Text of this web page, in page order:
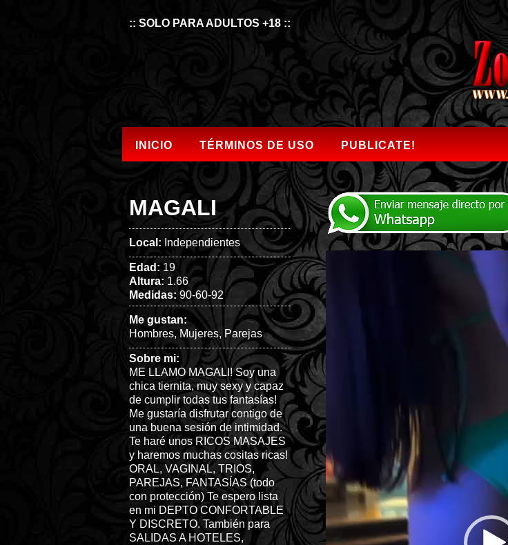
:: SOLO PARA ADULTOS +18 ::
INICIO TÉRMINOS DE USO PUBLICATE!
MAGALI
Local: Independientes
Edad: 19
Altura: 1.66
Medidas:90-60-92
Me gustan:
Hombres, Mujeres, Parejas
Sobre mi:
ME LLAMO MAGALI! Soy una
chica tiernita, muy sexy y capaz
de cumplir todas tus fantasías!
Me gustaría disfrutar contigo de
una buena sesión de intimidad.
Te haré unos RICOS MASAJES
y haremos muchas cositas ricas!
ORAL, VAGINAL, TRIOS,
PAREJAS, FANTASÍAS (todo
con protección) Te espero lista
en mi DEPTO CONFORTABLE
Y DISCRETO. También para
SALIDAS A HOTELES,
Player